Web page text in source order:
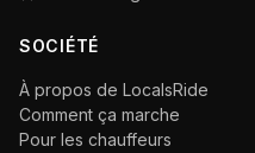
SOCIÉTÉ
À propos de LocalsRide
Comment ça marche
Pour les chauffeurs